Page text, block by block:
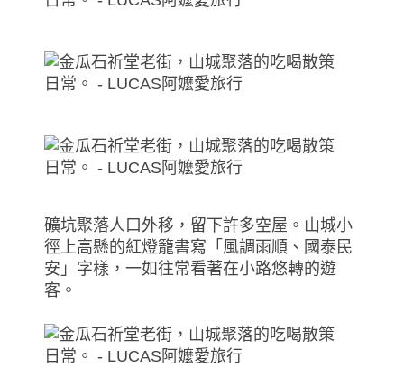
礦坑聚落人口外移，留下許多空屋。山城小
徑上高懸的紅燈籠書寫「風調雨順、國泰民
安」字樣，一如往常看著在小路悠轉的遊
客。